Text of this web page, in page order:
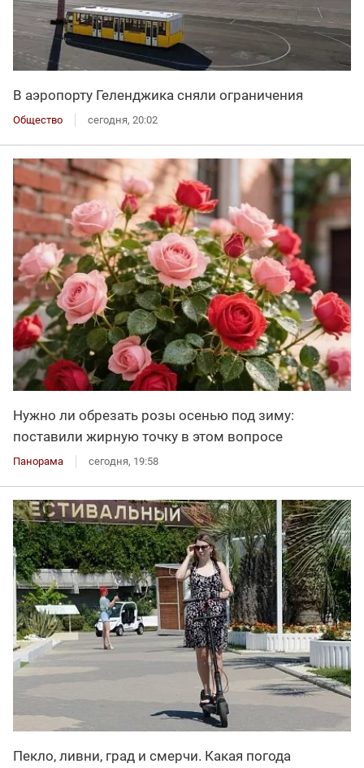
В аэропорту Геленджика сняли ограничения
Общество сегодня, 20:02
Нужно ли обрезать розы осенью под зиму:
поставили жирную точку в этом вопросе
Панорама сегодня, 19:58
Пекло, ливни, град и смерчи. Какая погода